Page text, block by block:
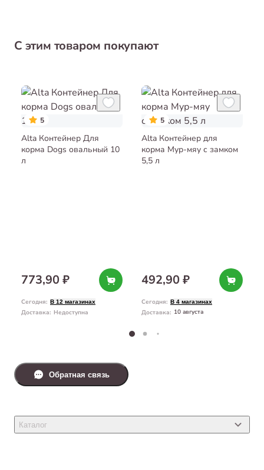
С этим товаром покупают
5
Alta Контейнер Для
корма Dogs овальный 10
л
773,90 ₽
Сегодня: В 12 магазинах
Доставка: Недоступна
5
Alta Контейнер для
корма Мур-мяу с замком
5,5 л
492,90 ₽
Сегодня: В 4 магазинах
Доставка: 10 августа
Каталог
Обратная связь